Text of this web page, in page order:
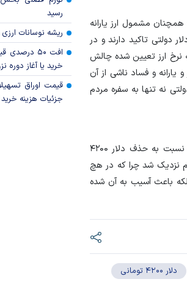
مشمول ارز یارانه
دولتی تاکید دارند و در
نرخ ارز تعیین شده چالش
و یارانه و فساد ناشی از آن
نه تنها به سفره مردم
در نتیجه به نظر می رسد، دولت و مجلس باید هرچه سریع تر با نگاهی مشترک نسبت به حذف دلار ۴۲۰۰
نزدیک شد چرا که در هچ
باعث آسیب به آن شده
دلار ۴۲۰۰ تومانی
رسید
ریشه نوسانات
افت ۵۰
خرید یا آغاز دوره
قیمت اوراق
جزئیات هزینه